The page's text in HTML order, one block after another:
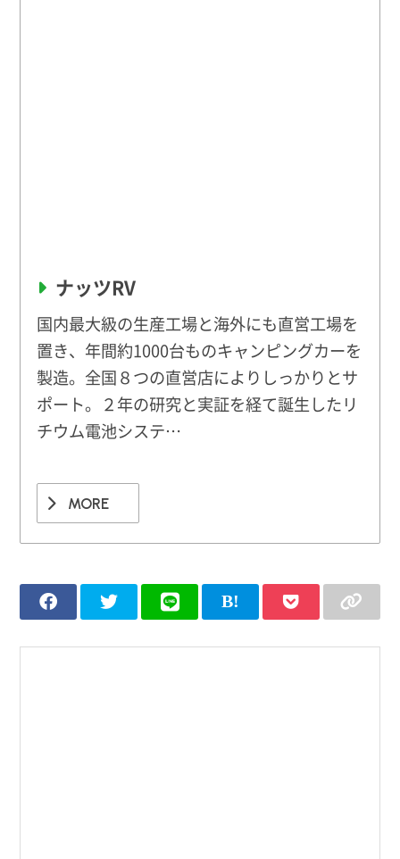
ナッツRV
国内最大級の生産工場と海外にも直営工場を
置き、年間約1000台ものキャンピングカーを
製造。全国８つの直営店によりしっかりとサ
ポート。２年の研究と実証を経て誕生したリ
チウム電池システ…
MORE